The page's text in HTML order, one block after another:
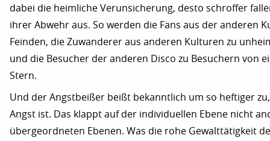
dabei die heimliche Verunsicherung, desto schroffer
ihrer Abwehr aus. So werden die Fans aus der anderen
Feinden, die Zuwanderer aus anderen Kulturen zu
und die Besucher der anderen Disco zu Besuchern von
Stern.
Und der Angstbeißer beißt bekanntlich um so heftiger
Angst ist. Das klappt auf der individuellen Ebene nicht
übergeordneten Ebenen. Was die rohe Gewalttätigkeit